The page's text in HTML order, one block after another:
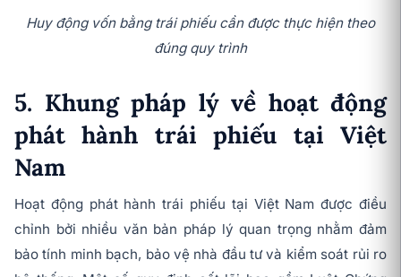
Huy động vốn bằng trái phiếu cần được thực hiện theo
đúng quy trình
5. Khung pháp lý về hoạt động
phát hành trái phiếu tại Việt
Nam
Hoạt động phát hành trái phiếu tại Việt Nam được điều
chỉnh bởi nhiều văn bản pháp lý quan trọng nhằm đảm
bảo tính minh bạch, bảo vệ nhà đầu tư và kiểm soát rủi ro